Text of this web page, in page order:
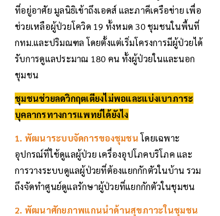
ที่อยู่อาศัย มูลนิธิเข้าถึงเอดส์ และภาคีเครือข่าย เพื่อ
ช่วยเหลือผู้ป่วยโควิด 19 ทั้งหมด 30 ชุมชนในพื้นที่
กทม.และปริมณฑล โดยตั้งแต่เริ่มโครงการมีผู้ป่วยได้
รับการดูแลประมาณ 180 คน ทั้งผู้ป่วยในและนอก
ชุมชน
ชุมชนช่วยลดวิกฤตเตียงไม่พอและแบ่งเบาภาระ
บุคลากรทางการแพทย์ได้ยังไง
1. พัฒนาระบบจัดการของชุมชนโดยเฉพาะ
อุปกรณ์ที่ใช้ดูแลผู้ป่วย เครื่องอุปโภคบริโภค และ
การวางระบบดูแลผู้ป่วยที่ต้องแยกกักตัวในบ้าน รวม
ถึงจัดทำศูนย์ดูแลรักษาผู้ป่วยที่แยกกักตัวในชุมชน
2. พัฒนาศักยภาพแกนนำด้านสุขภาวะในชุมชน